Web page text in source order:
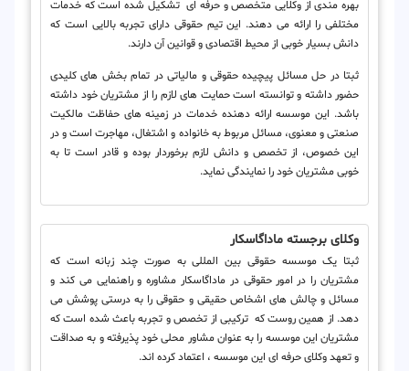
بهره مندی از وکلایی متخصص و حرفه ای تشکیل شده است که خدمات
مختلفی را ارائه می دهند. این تیم حقوقی دارای تجربه بالایی است که
دانش بسیار خوبی از محیط اقتصادی و قوانین آن دارند.
ثبتا در حل مسائل پیچیده حقوقی و مالیاتی در تمام بخش های کلیدی
حضور داشته و توانسته است حمایت های لازم را از مشتریان خود داشته
باشد. این موسسه ارائه دهنده خدمات در زمینه های حفاظت مالکیت
صنعتی و معنوی، مسائل مربوط به خانواده و اشتغال، مهاجرت است و در
این خصوص، از تخصص و دانش لازم برخوردار بوده و قادر است تا به
خوبی مشتریان خود را نمایندگی نماید.
وکلای برجسته ماداگاسکار
ثبتا یک موسسه حقوقی بین المللی به صورت چند زبانه است که
مشتریان را در امور حقوقی در ماداگاسکار مشاوره و راهنمایی می کند و
مسائل و چالش های اشخاص حقیقی و حقوقی را به درستی پوشش می
دهد. از همین روست که ترکیبی از تخصص و تجربه باعث شده است که
مشتریان این موسسه را به عنوان مشاور محلی خود پذیرفته و به صداقت
و تعهد وکلای حرفه ای این موسسه ، اعتماد کرده اند.